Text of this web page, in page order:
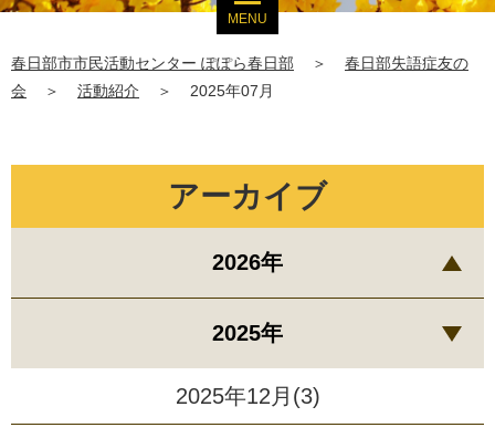
MENU
春日部市市民活動センター ぽぽら春日部 ＞
春日部失語症友の
会
＞ 活動紹介 ＞ 2025年07月
アーカイブ
2026年
2025年
2025年12月(3)